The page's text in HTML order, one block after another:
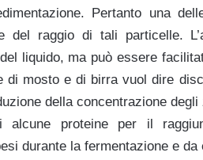
Pertanto una
del raggio di tali particelle.
liquido, ma può essere
di mosto e di birra vuol dire
della concentrazione
proteine per il
durante la fermentazione e da